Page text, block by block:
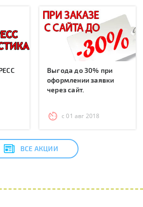
Выгода до 30% при
оформлении заявки
через сайт.
с 01 авг 2018
ВСЕ АКЦИИ